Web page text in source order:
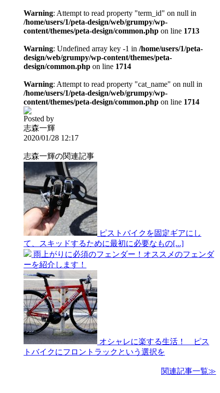
Warning: Attempt to read property "term_id" on null in
/home/users/1/peta-design/web/grumpy/wp-
content/themes/peta-design/common.php on line 1713
Warning: Undefined array key -1 in /home/users/1/peta-
design/web/grumpy/wp-content/themes/peta-
design/common.php on line 1714
Warning: Attempt to read property "cat_name" on null in
/home/users/1/peta-design/web/grumpy/wp-
content/themes/peta-design/common.php on line 1714
Posted by
志森一輝
2020/01/28 12:17
志森一輝の関連記事
ピストバイクを固定ギアにし
て、スキッドするために最初に必要なもの[...]
雨上がりに必須のフェンダー！オススメのフェンダ
ーを紹介します！
オシャレに楽する生活！ ピス
トバイクにフロントラックという選択を
関連記事一覧≫